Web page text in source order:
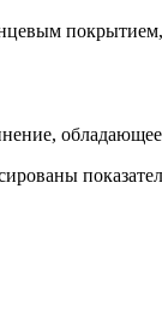
обладающее